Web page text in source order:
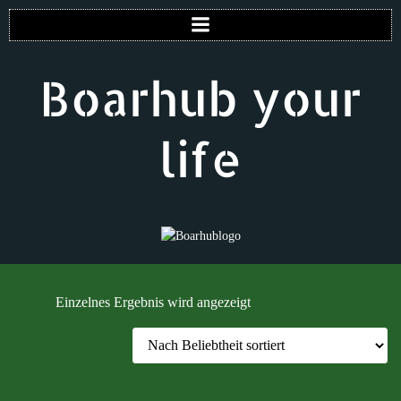
Zum
Inhalt
springen
Boarhub your
life
Einzelnes Ergebnis wird angezeigt